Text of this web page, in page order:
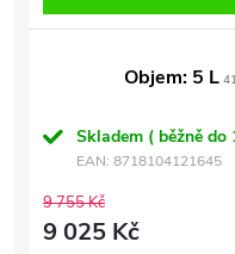
Objem: 5 L
Skladem ( běžně do
EAN: 8718104121645
9 755 Kč
9 025 Kč